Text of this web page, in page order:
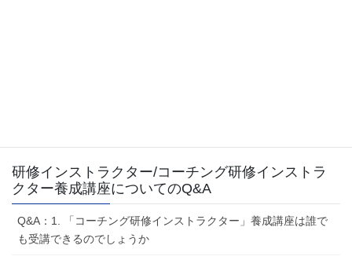
研修インストラクター/コーチング研修インストラ
クター養成講座についてのQ&A
Q&A：1. 「コーチング研修インストラクター」養成講座は誰で
も受講できるのでしょうか